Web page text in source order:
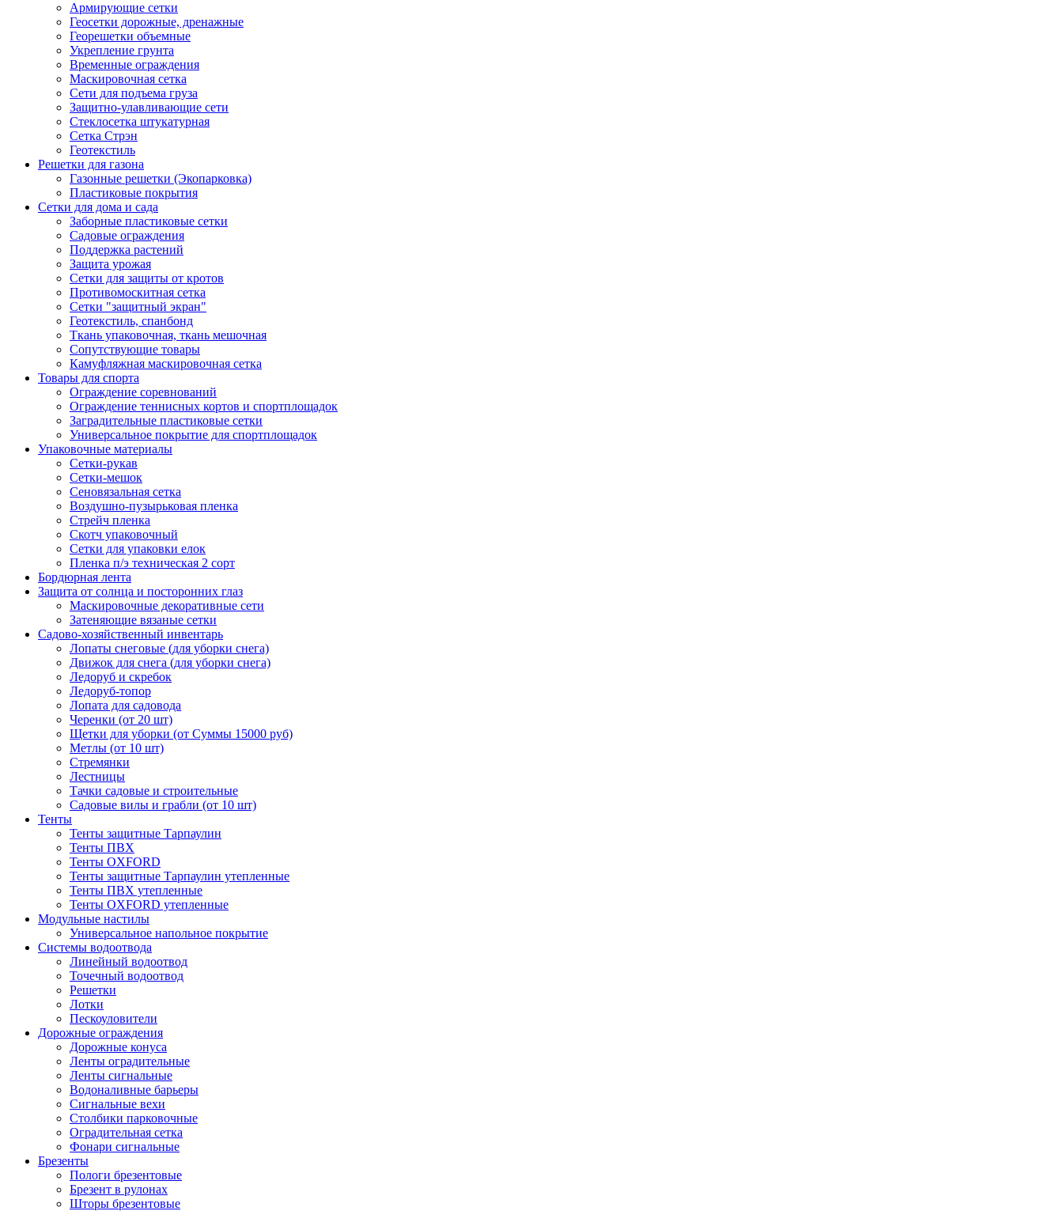
Армирующие сетки
Геосетки дорожные, дренажные
Георешетки объемные
Укрепление грунта
Временные ограждения
Маскировочная сетка
Сети для подъема груза
Защитно-улавливающие сети
Стеклосетка штукатурная
Сетка Стрэн
Геотекстиль
Решетки для газона
Газонные решетки (Экопарковка)
Пластиковые покрытия
Сетки для дома и сада
Заборные пластиковые сетки
Садовые ограждения
Поддержка растений
Защита урожая
Сетки для защиты от кротов
Противомоскитная сетка
Сетки "защитный экран"
Геотекстиль, спанбонд
Ткань упаковочная, ткань мешочная
Сопутствующие товары
Камуфляжная маскировочная сетка
Товары для спорта
Ограждение соревнований
Ограждение теннисных кортов и спортплощадок
Заградительные пластиковые сетки
Универсальное покрытие для спортплощадок
Упаковочные материалы
Сетки-рукав
Сетки-мешок
Сеновязальная сетка
Воздушно-пузырьковая пленка
Стрейч пленка
Скотч упаковочный
Сетки для упаковки елок
Пленка п/э техническая 2 сорт
Бордюрная лента
Защита от солнца и посторонних глаз
Маскировочные декоративные сети
Затеняющие вязаные сетки
Садово-хозяйственный инвентарь
Лопаты снеговые (для уборки снега)
Движок для снега (для уборки снега)
Ледоруб и скребок
Ледоруб-топор
Лопата для садовода
Черенки (от 20 шт)
Щетки для уборки (от Суммы 15000 руб)
Метлы (от 10 шт)
Стремянки
Лестницы
Тачки садовые и строительные
Садовые вилы и грабли (от 10 шт)
Тенты
Тенты защитные Тарпаулин
Тенты ПВХ
Тенты OXFORD
Тенты защитные Тарпаулин утепленные
Тенты ПВХ утепленные
Тенты OXFORD утепленные
Модульные настилы
Универсальное напольное покрытие
Системы водоотвода
Линейный водоотвод
Точечный водоотвод
Решетки
Лотки
Пескоуловители
Дорожные ограждения
Дорожные конуса
Ленты оградительные
Ленты сигнальные
Водоналивные барьеры
Сигнальные вехи
Столбики парковочные
Оградительная сетка
Фонари сигнальные
Брезенты
Пологи брезентовые
Брезент в рулонах
Шторы брезентовые